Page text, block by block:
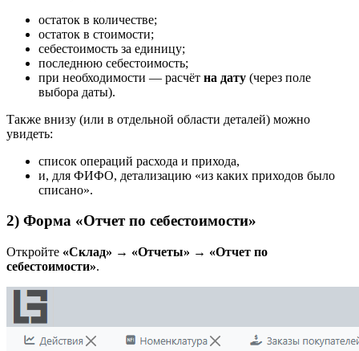
остаток в количестве;
остаток в стоимости;
себестоимость за единицу;
последнюю себестоимость;
при необходимости — расчёт на дату (через поле
выбора даты).
Также внизу (или в отдельной области деталей) можно
увидеть:
список операций расхода и прихода,
и, для ФИФО, детализацию «из каких приходов было
списано».
2) Форма «Отчет по себестоимости»
Откройте «Склад» → «Отчеты» → «Отчет по
себестоимости».